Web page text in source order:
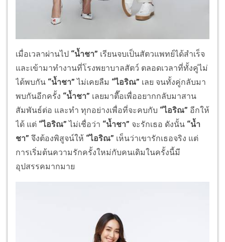
เมื่อเวลาผ่านไป “น้ำชา” เรียนจบเป็นสัตวแพทย์ได้สำเร็จ
และเข้ามาทำงานที่โรงพยาบาลสัตว์ ตลอดเวลาที่ทั้งคู่ไม่
ได้พบกัน “น้ำชา” ไม่เคยลืม “ไอริณ” เลย จนทั้งคู่กลับมา
พบกันอีกครั้ง “น้ำชา” เลยมาตื๊อเพื่ออยากกลับมาสาน
สัมพันธ์ต่อ และทํา ทุกอย่างเพื่อที่จะคบกับ “ไอริณ” อีกให้
ได้ แต่ “ไอริณ”ไม่เชื่อว่า “น้ำชา” จะรักเธอ ดังนั้น “น้ำ
ชา” จึงต้องพิสูจน์ให้ “ไอริณ” เห็นว่าเขารักเธอจริง แต่
การเริ่มต้นความรักครั้งใหม่กับคนเดิมในครั้งนี้มี
อุปสรรคมากมาย